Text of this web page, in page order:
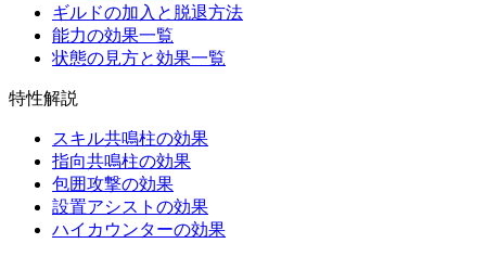
ギルドの加入と脱退方法
能力の効果一覧
状態の見方と効果一覧
特性解説
スキル共鳴柱の効果
指向共鳴柱の効果
包囲攻撃の効果
設置アシストの効果
ハイカウンターの効果